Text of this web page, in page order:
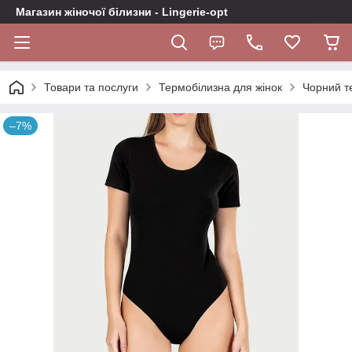
Магазин жіночої білизни - Lingerie-opt
Товари та послуги Термобілизна для жінок Чорний
–7%